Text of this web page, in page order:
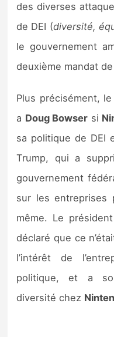
Sorties de jeux
Guides
des diverses
de DEI (diversité,
le gouvernement
deuxième mandat
Plus précisément,
a Doug Bowser si
sa politique de DEI
Trump, qui a
gouvernement
sur les entreprises
même. Le
déclaré que ce
l’intérêt de
politique, et a
diversité chez